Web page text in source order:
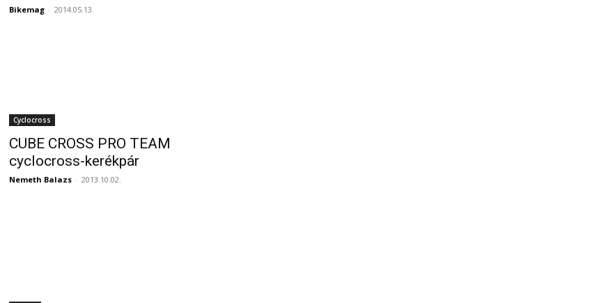
Bikemag - 2014.05.13.
Cyclocross
CUBE CROSS PRO TEAM
cyclocross-kerékpár
Nemeth Balazs - 2013.10.02.